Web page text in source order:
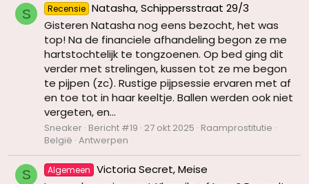
S Recensie Natasha, Schippersstraat 29/3
Gisteren Natasha nog eens bezocht, het was
top! Na de financiele afhandeling begon ze me
hartstochtelijk te tongzoenen. Op bed ging dit
verder met strelingen, kussen tot ze me begon
te pijpen (zc). Rustige pijpsessie ervaren met af
en toe tot in haar keeltje. Ballen werden ook niet
vergeten, en...
Sneaker Bericht #19 27 okt 2025 Raamprostitutie
België Antwerpen
S Algemeen
Victoria Secret, Meise